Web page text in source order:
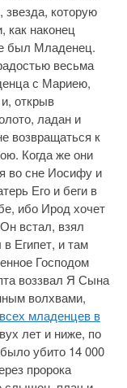
которую
как наконец
был Младенец.
весьма
с Мариею,
открыв
ладан и
возвращаться к
Когда же они
во сне Иосифу и
Его и беги в
ибо Ирод хочет
встал, взял
Египет, и там
Господом
воззвал Я Сына
волхвами,
младенцев в
лет и ниже, по
убито 14 000
пророка